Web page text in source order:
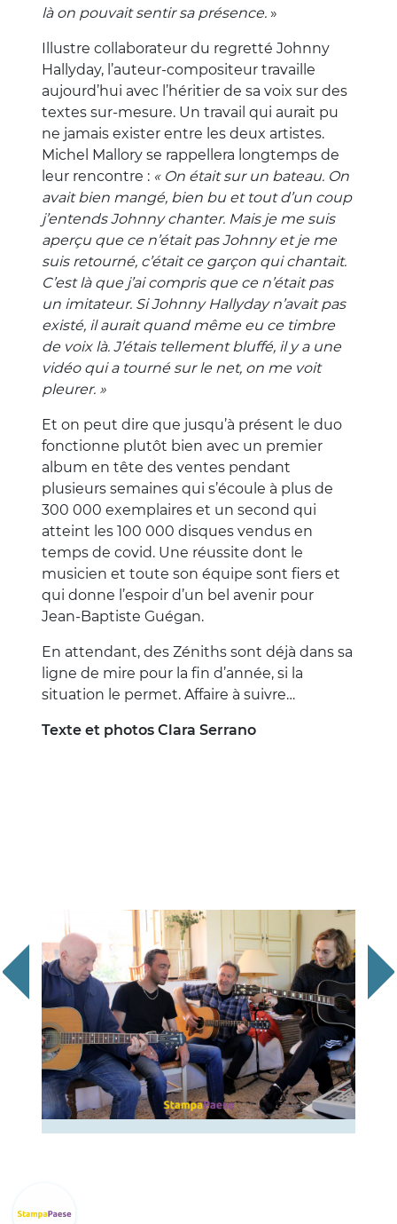
là on pouvait sentir sa présence. »
Illustre collaborateur du regretté Johnny
Hallyday, l’auteur-compositeur travaille
aujourd’hui avec l’héritier de sa voix sur des
textes sur-mesure. Un travail qui aurait pu
ne jamais exister entre les deux artistes.
Michel Mallory se rappellera longtemps de
leur rencontre : « On était sur un bateau. On
avait bien mangé, bien bu et tout d’un coup
j’entends Johnny chanter. Mais je me suis
aperçu que ce n’était pas Johnny et je me
suis retourné, c’était ce garçon qui chantait.
C’est là que j’ai compris que ce n’était pas
un imitateur. Si Johnny Hallyday n’avait pas
existé, il aurait quand même eu ce timbre
de voix là. J’étais tellement bluffé, il y a une
vidéo qui a tourné sur le net, on me voit
pleurer. »
Et on peut dire que jusqu’à présent le duo
fonctionne plutôt bien avec un premier
album en tête des ventes pendant
plusieurs semaines qui s’écoule à plus de
300 000 exemplaires et un second qui
atteint les 100 000 disques vendus en
temps de covid. Une réussite dont le
musicien et toute son équipe sont fiers et
qui donne l’espoir d’un bel avenir pour
Jean-Baptiste Guégan.
En attendant, des Zéniths sont déjà dans sa
ligne de mire pour la fin d’année, si la
situation le permet. Affaire à suivre…
Texte et photos Clara Serrano